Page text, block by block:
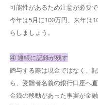
可能性があるため注意が必要で
今年は5月に100万円、来年は
らしましょう。
④ 通帳に記録が残す
贈与する際は現金ではなく、
ら、受贈者名義の銀行口座へ
金銭の移動があった事実が金